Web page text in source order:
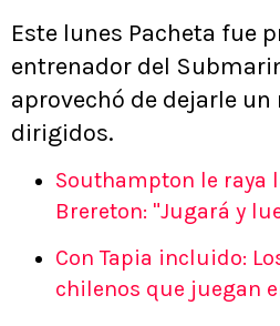
Este lunes Pacheta fue
entrenador del
aprovechó de dejarle un
dirigidos.
Southampton le raya
Brereton: "Jugará y
Con Tapia incluido:
chilenos que juegan